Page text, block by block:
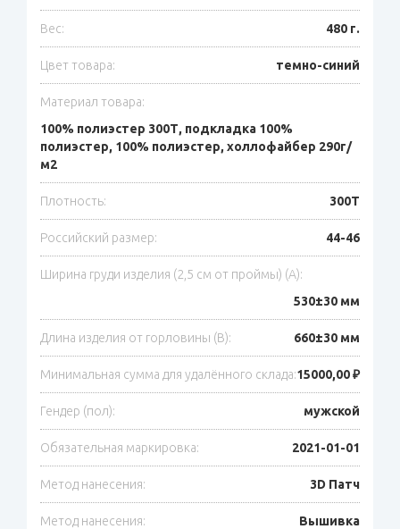
Вес: 480 г.
Цвет товара: темно-синий
Материал товара:
100% полиэстер 300Т, подкладка 100%
полиэстер, 100% полиэстер, холлофайбер 290г/
м2
Плотность: 300T
Российский размер: 44-46
Ширина груди изделия (2,5 см от проймы) (A):
530±30 мм
Длина изделия от горловины (B): 660±30 мм
Минимальная сумма для удалённого склада:15000,00 ₽
Гендер (пол): мужской
Обязательная маркировка: 2021-01-01
Метод нанесения: 3D Патч
Метод нанесения: Вышивка